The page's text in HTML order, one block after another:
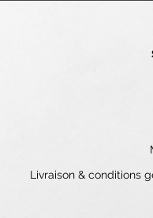
Livraison & conditions